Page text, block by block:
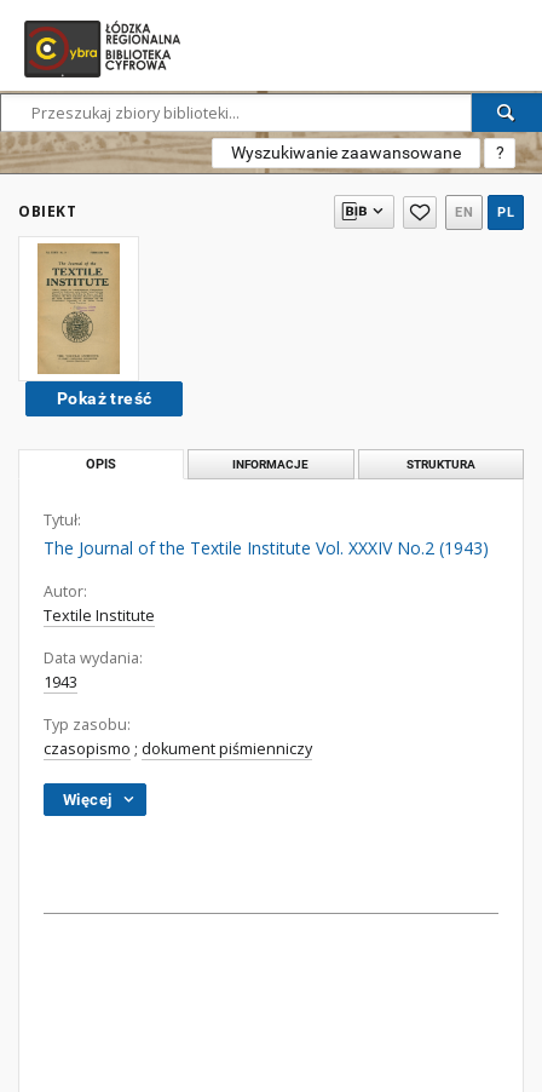
Wyszukiwanie zaawansowane ?
OBIEKT EN PL
Pokaż treść
OPIS INFORMACJE STRUKTURA
Tytuł:
The Journal of the Textile Institute Vol. XXXIV No.2 (1943)
Autor:
Textile Institute
Data wydania:
1943
Typ zasobu:
czasopismo ; dokument piśmienniczy
Więcej